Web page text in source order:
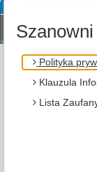
Office
Polityka
Klauzula
Lista